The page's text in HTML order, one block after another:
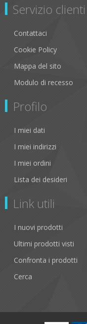
Servizio clienti
Contattaci
Cookie Policy
Mappa del sito
Modulo di recesso
Profilo
I miei dati
I miei indirizzi
I miei ordini
Lista dei desideri
Link utili
I nuovi prodotti
Ultimi prodotti visti
Confronta i prodotti
Cerca